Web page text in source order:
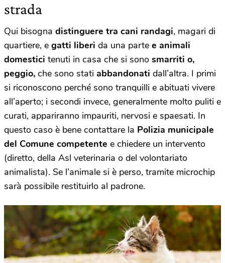
strada
Qui bisogna distinguere tra cani randagi, magari di
quartiere, e gatti liberi da una parte e animali
domestici tenuti in casa che si sono smarriti o,
peggio, che sono stati abbandonati dall’altra. I primi
si riconoscono perché sono tranquilli e abituati vivere
all’aperto; i secondi invece, generalmente molto puliti e
curati, appariranno impauriti, nervosi e spaesati. In
questo caso è bene contattare la Polizia municipale
del Comune competente e chiedere un intervento
(diretto, della Asl veterinaria o del volontariato
animalista). Se l’animale si è perso, tramite microchip
sarà possibile restituirlo al padrone.